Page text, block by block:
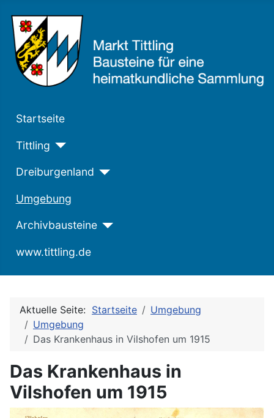
Startseite
Tittling
Dreiburgenland
Umgebung
Archivbausteine
www.tittling.de
Aktuelle Seite: Startseite
Umgebung
Umgebung
Das Krankenhaus in Vilshofen um 1915
Das Krankenhaus in
Vilshofen um 1915